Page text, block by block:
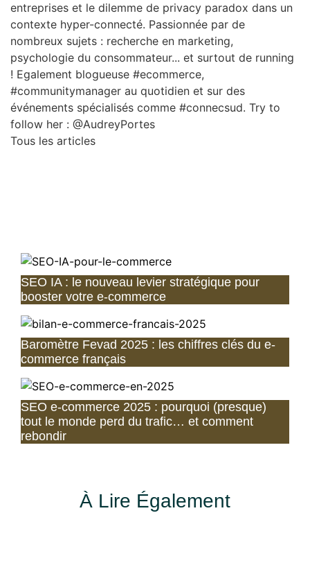
entreprises et le dilemme de privacy paradox dans un
contexte hyper-connecté. Passionnée par de
nombreux sujets : recherche en marketing,
psychologie du consommateur... et surtout de running
! Egalement blogueuse #ecommerce,
#communitymanager au quotidien et sur des
événements spécialisés comme #connecsud. Try to
follow her : @AudreyPortes
Tous les articles
SEO IA : le nouveau levier stratégique pour
booster votre e-commerce
Baromètre Fevad 2025 : les chiffres clés du e-
commerce français
SEO e-commerce 2025 : pourquoi (presque)
tout le monde perd du trafic… et comment
rebondir
À Lire Également